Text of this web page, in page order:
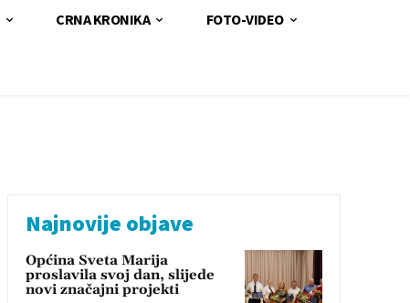
CRNA KRONIKA FOTO-VIDEO
Najnovije objave
Općina Sveta Marija
proslavila svoj dan, slijede
novi značajni projekti